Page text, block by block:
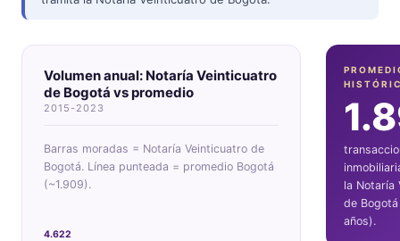
Volumen anual: Notaría Veinticuatro
de Bogotá vs promedio
2015-2023
Barras moradas = Notaría Veinticuatro de
Bogotá. Línea punteada = promedio Bogotá
(~1.909).
4.622
la Notaría
de
años).